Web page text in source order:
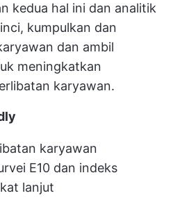
kedua hal ini dan analitik
kumpulkan dan
dan ambil
meningkatkan
karyawan.
karyawan
E10 dan indeks
lanjut